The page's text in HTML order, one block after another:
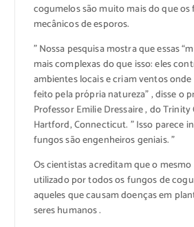
cogumelos são muito mais do que
mecânicos de esporos.
” Nossa pesquisa mostra que essas
mais complexas do que isso: eles
ambientes locais e criam ventos
feito pela própria natureza” , disse o
Professor Emilie Dressaire , do Trinity
Hartford, Connecticut. ” Isso parece
fungos são engenheiros geniais. ”
Os cientistas acreditam que o
utilizado por todos os fungos de
aqueles que causam doenças em
seres humanos .